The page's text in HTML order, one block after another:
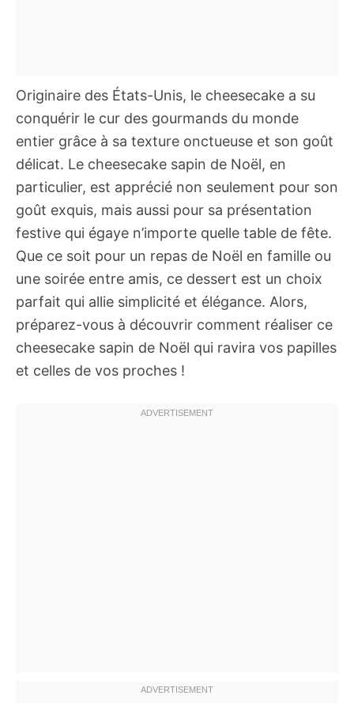
Originaire des États-Unis, le cheesecake a su
conquérir le cur des gourmands du monde
entier grâce à sa texture onctueuse et son goût
délicat. Le cheesecake sapin de Noël, en
particulier, est apprécié non seulement pour son
goût exquis, mais aussi pour sa présentation
festive qui égaye n’importe quelle table de fête.
Que ce soit pour un repas de Noël en famille ou
une soirée entre amis, ce dessert est un choix
parfait qui allie simplicité et élégance. Alors,
préparez-vous à découvrir comment réaliser ce
cheesecake sapin de Noël qui ravira vos papilles
et celles de vos proches !